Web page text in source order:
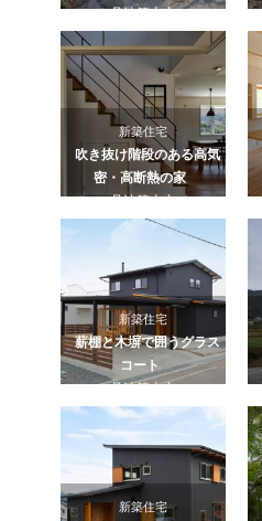
丹波篠山市
新築住宅
吹き抜け階段のある高気
密・高断熱の家
丹波篠山市
新築住宅
薪棚と木塀で囲うグラス
コート
丹波篠山市
新築住宅